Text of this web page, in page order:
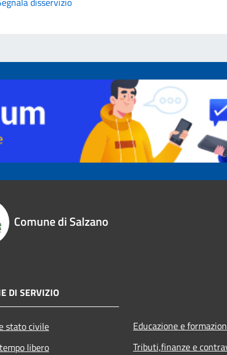
Comune di Salzano
DI SERVIZIO
stato civile
libero
Educazione e
Tributi,finanze e